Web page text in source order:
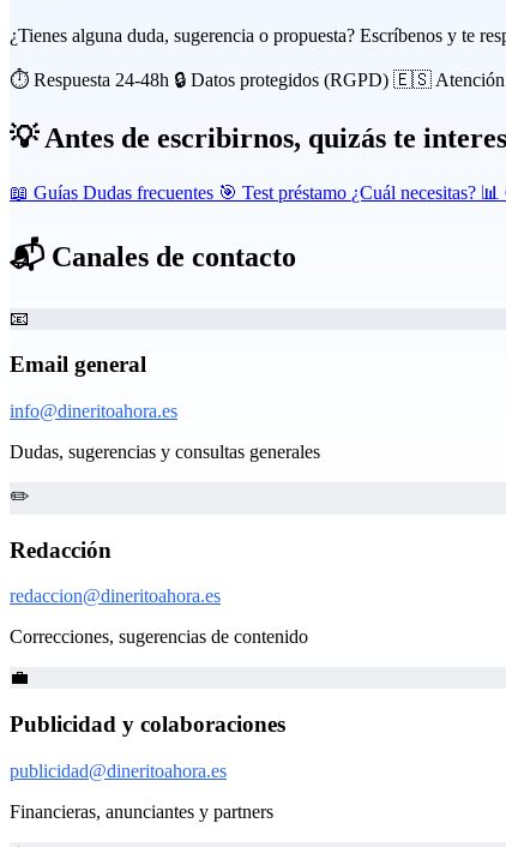
¿Tienes alguna duda, sugerencia o propuesta? Escríbenos y te
⏱️ Respuesta 24-48h 🔒 Datos protegidos (RGPD) 🇪🇸 Atención
💡 Antes de escribirnos, quizás te
📖 Guías Dudas frecuentes 🎯 Test préstamo ¿Cuál necesitas? 📊
📬 Canales de contacto
📧
Email general
info@dineritoahora.es
Dudas, sugerencias y consultas generales
✏️
Redacción
redaccion@dineritoahora.es
Correcciones, sugerencias de contenido
💼
Publicidad y colaboraciones
publicidad@dineritoahora.es
Financieras, anunciantes y partners